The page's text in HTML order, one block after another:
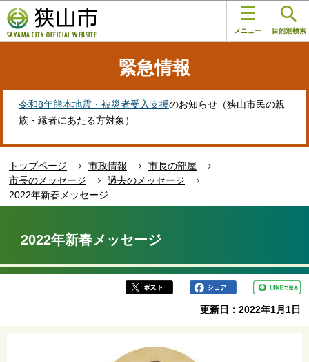
の
ペ
す
メニュー 目的別検索
緊急情報
令和8年熊本地震・被災者受入支援のお知らせ（狭山市民の親
族・縁者にあたる方対象）
トップページ 市政情報
市長の部屋
市長のメッセージ
過去のメッセージ
2022年新春メッセージ
か
2022年新春メッセージ
更新日：2022年1月1日